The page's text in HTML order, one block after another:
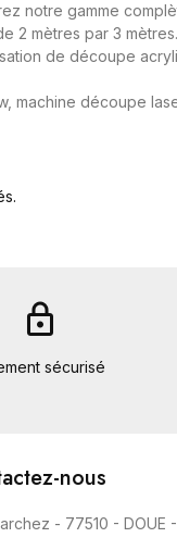
notre gamme
2 mètres par 3 mètres.
de découpe
découpe
lock
sécurisé
nous
- 77510 - DOUE